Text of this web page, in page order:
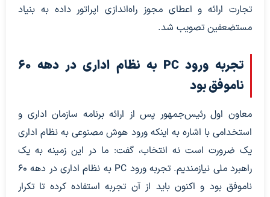
تجارت ارائه و اعطای مجوز راه‌اندازی اپراتور داده به بنیاد
مستضعفین تصویب شد.
تجربه ورود PC به نظام اداری در دهه ۶۰
ناموفق بود
معاون اول رئیس‌جمهور پس از ارائه برنامه سازمان اداری و
استخدامی با اشاره به اینکه ورود هوش مصنوعی به نظام اداری
یک ضرورت است نه انتخاب، گفت: ما در این زمینه به یک
راهبرد ملی نیازمندیم. تجربه ورود PC به نظام اداری در دهه ۶۰
ناموفق بود و اکنون باید از آن تجربه استفاده کرده تا تکرار